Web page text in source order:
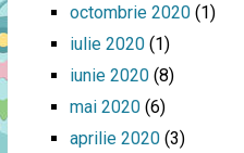
octombrie 2020 (1)
iulie 2020 (1)
iunie 2020 (8)
mai 2020 (6)
aprilie 2020 (3)